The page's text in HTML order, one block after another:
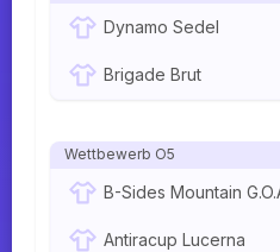
Dynamo Sedel
Brigade Brut
Wettbewerb O5
B-Sides Mountain
Antiracup Lucerna